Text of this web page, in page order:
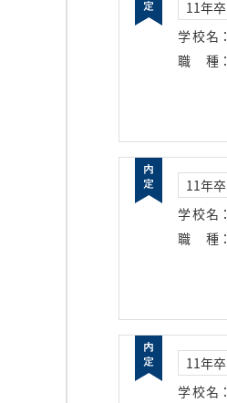
11年卒
学校名 ：
職種 ：
11年卒
学校名 ：
職種 ：
11年卒
学校名 ：